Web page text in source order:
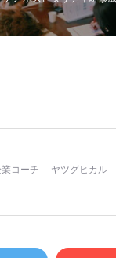
業コーチ ヤツグヒカル